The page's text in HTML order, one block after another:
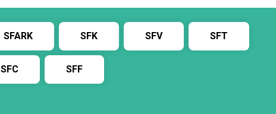
SFARK SFK SFV SFT
SFC SFF